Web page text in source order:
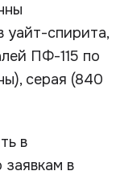
уайт-спирита,
ПФ-115 по
серая (840
в
в